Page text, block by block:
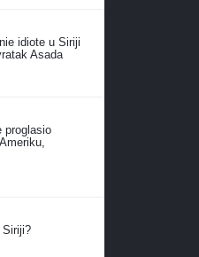
idiote u Siriji
Asada
proglasio
Siriji?